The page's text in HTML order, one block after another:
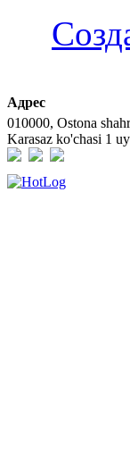
Адрес
010000, Ostona
Karasaz ko'chasi 1 uy